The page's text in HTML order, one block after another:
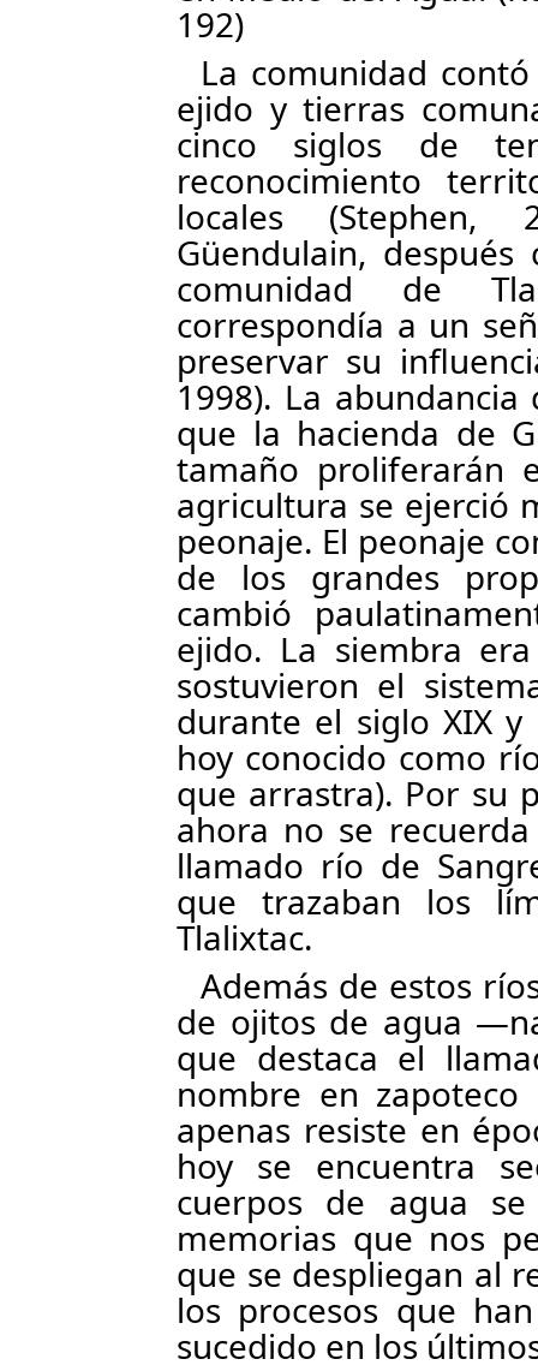
192)
La comunidad
ejido y tierras
cinco siglos de
reconocimiento
locales
Güendulain,
comunidad de
correspondía a un
preservar su
1998). La
que la hacienda de
tamaño proliferarán
agricultura se ejerció
peonaje. El peonaje
de los grandes
cambió
ejido. La siembra
sostuvieron el
durante el siglo XIX
hoy conocido como
que arrastra). Por su
ahora no se
llamado río de
que trazaban los
Tlalixtac.
Además de estos
de ojitos de agua
que destaca el
nombre en
apenas resiste en
hoy se encuentra
cuerpos de agua
memorias que nos
que se despliegan al
los procesos que
sucedido en los